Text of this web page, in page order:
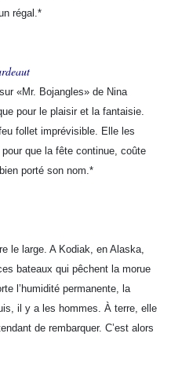
régal.*
«Mr. Bojangles» de Nina
pour le plaisir et la fantaisie.
follet imprévisible. Elle les
que la fête continue, coûte
porté son nom.*
le large. A Kodiak, en Alaska,
bateaux qui pêchent la morue
l’humidité permanente, la
il y a les hommes. À terre, elle
de rembarquer. C’est alors